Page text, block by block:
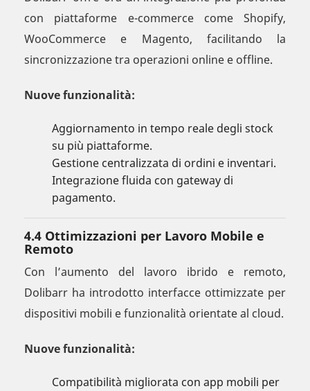
con piattaforme e-commerce come Shopify,
WooCommerce e Magento, facilitando la
sincronizzazione tra operazioni online e offline.
Nuove funzionalità:
Aggiornamento in tempo reale degli stock
su più piattaforme.
Gestione centralizzata di ordini e inventari.
Integrazione fluida con gateway di
pagamento.
4.4 Ottimizzazioni per Lavoro Mobile e
Remoto
Con l’aumento del lavoro ibrido e remoto,
Dolibarr ha introdotto interfacce ottimizzate per
dispositivi mobili e funzionalità orientate al cloud.
Nuove funzionalità:
Compatibilità migliorata con app mobili per